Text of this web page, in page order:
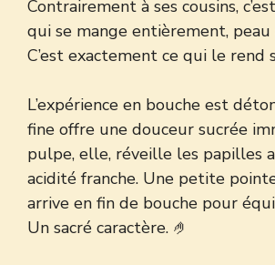
Contrairement à ses cousins, c’est
qui se mange entièrement,
C’est exactement ce qui le rend
L’expérience en bouche est
fine offre une douceur sucrée
pulpe, elle, réveille les papilles
acidité franche. Une petite
arrive en fin de bouche pour
Un sacré caractère. 🤌